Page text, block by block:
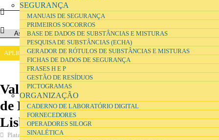
SEGURANÇA
MANUAIS DE SEGURANÇA
PRIMEIROS SOCORROS
BASE DE DADOS DE SUBSTÂNCIAS E MISTURAS
PESQUISA DE SUBSTÂNCIAS (ECHA)
GERADOR DE RÓTULOS DE SUBSTÂNCIAS E MISTURAS
FICHAS DE DADOS DE SEGURANÇA
FRASES H E P
GESTÃO DE RESÍDUOS
PICTOGRAMAS
ORGANIZAÇÃO
CADERNO DE LABORATÓRIO DIGITAL
FORNECEDORES
OPERADORES SILOGR
SINALÉTICA
Valorsul - Valorização e Tratamento
de Resíduos Sólidos das Regiões de
Lisboa e do Oeste, S.A.
Plataforma Ribeirinha da CP - Est. Mercadorias da Bobadela, S. João da Talha